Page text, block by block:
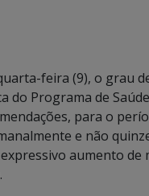
feira (9), o grau
do Programa de
para o
e não
aumento de